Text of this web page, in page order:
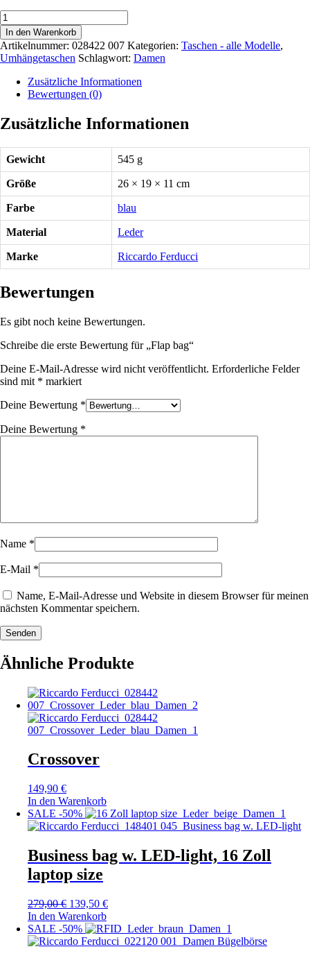
Flap
bag
Menge
In den Warenkorb
Artikelnummer: 028422 007 Kategorien: Taschen - alle Modelle,
Umhängetaschen Schlagwort: Damen
Zusätzliche Informationen
Bewertungen (0)
Zusätzliche Informationen
Gewicht 545 g
Größe 26 × 19 × 11 cm
Farbe blau
Material Leder
Marke Riccardo Ferducci
Bewertungen
Es gibt noch keine Bewertungen.
Schreibe die erste Bewertung für „Flap bag“
Deine E-Mail-Adresse wird nicht veröffentlicht. Erforderliche Felder
sind mit * markiert
Deine Bewertung *
Deine Bewertung *
Name *
E-Mail *
Name, E-Mail-Adresse und Website in diesem Browser für meinen
nächsten Kommentar speichern.
Senden
Ähnliche Produkte
Crossover
149,90 €
In den Warenkorb
SALE -50%
Business bag w. LED-light, 16 Zoll
laptop size
279,00€ 139,50 €
In den Warenkorb
SALE -50%